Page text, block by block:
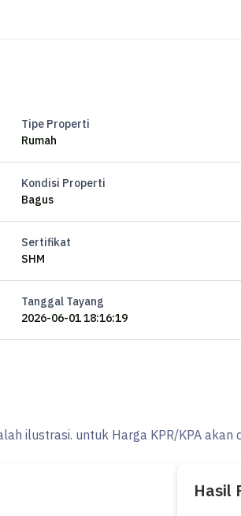
Tipe Properti
Rumah
Kondisi Properti
Bagus
Sertifikat
SHM
Tanggal Tayang
2026-06-01 18:16:19
ilustrasi. untuk Harga KPR/KPA
Hasil